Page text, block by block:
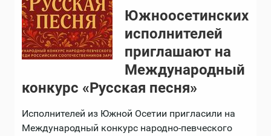
Южноосетинских
исполнителей
приглашают на
Международный
конкурс «Русская песня»
Исполнителей из Южной Осетии пригласили на
Международный конкурс народно-певческого